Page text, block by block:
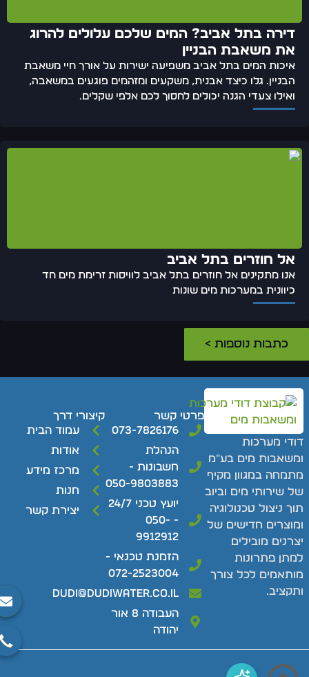
דירה בתל אביב? המים שלכם עלולים להרוג
את משאבת הבניין
איכות המים בתל אביב משפיעה ישירות על אורך חיי משאבת
הבניין. גלו כיצד אבנית, משקעים ומזהמים פוגעים במשאבה,
ואילו צעדי הגנה יכולים לחסוך לכם אלפי שקלים.
אל חוזרים בתל אביב
אנו מתקינים אל חוזרים בתל אביב לוויסות זרימת מים חד
כיוונית במערכות מים שונות
כתבות נוספות >
מערכות
מים בע"מ
במגוון מקיף
שירותי מים וביוב
ניצול טכנולוגיה
חדישים של
מובילים
פתרונות
לכל צורך
פרטי קשר
073-7826176
הנהלת
חשבונות -
050-9803883
יועץ טכני 24/7
- 050-
9912912
הזמנת טכנאי -
072-2523004
dudi@dudiwater.co.il
העבודה 8 אור
יהודה
קיצורי דרך
עמוד הבית
אודות
מרכז מידע
חנות
יצירת קשר